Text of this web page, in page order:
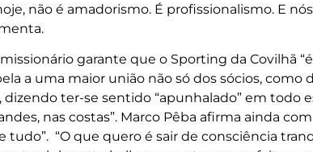
não é amadorismo. É profissionalismo. E
garante que o Sporting da Covilhã
a uma maior união não só dos sócios, como
dizendo ter-se sentido “apunhalado” em todo
nas costas”. Marco Pêba afirma ainda
tudo”. “O que quero é sair de consciência